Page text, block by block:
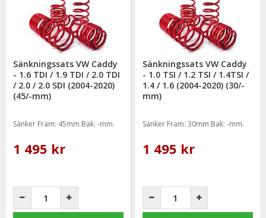
Sänkningssats VW Caddy
- 1.6 TDI / 1.9 TDI / 2.0 TDI
/ 2.0 / 2.0 SDI (2004-2020)
(45/-mm)
Sänker Fram: 45mm Bak: -mm.
1 495 kr
Sänkningssats VW Caddy
- 1.0 TSI / 1.2 TSI / 1.4TSI /
1.4 / 1.6 (2004-2020) (30/-
mm)
Sänker Fram: 30mm Bak: -mm.
1 495 kr